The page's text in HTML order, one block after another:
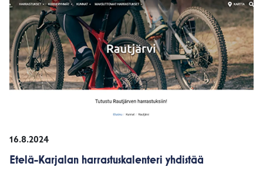
16.8.2024
Etelä-Karjalan harrastuskalenteri yhdistää